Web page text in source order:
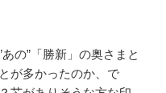
の”「勝新」の奥さまと
が多かったのか、で